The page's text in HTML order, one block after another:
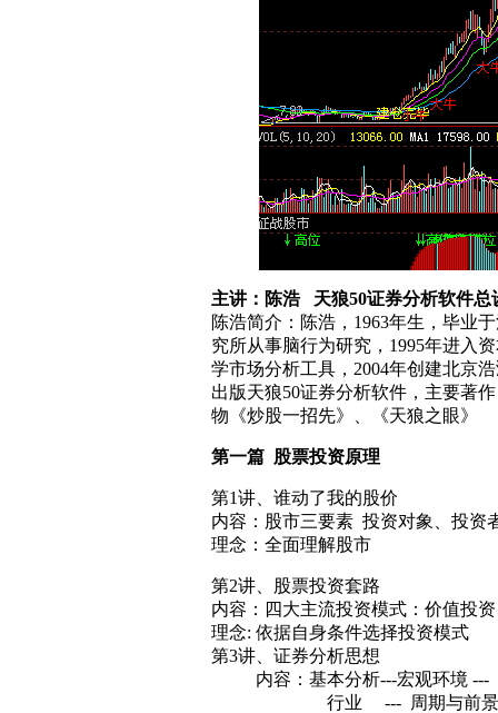
主讲：陈浩 天狼50证券分析软件总
陈浩简介：陈浩，1963年生，毕业
究所从事脑行为研究，1995年进入
学市场分析工具，2004年创建北京
出版天狼50证券分析软件，主要著
物《炒股一招先》、《天狼之眼》
第一篇 股票投资原理
第1讲、谁动了我的股价
内容：股市三要素 投资对象、投资
理念：全面理解股市
第2讲、股票投资套路
内容：四大主流投资模式：价值投
理念: 依据自身条件选择投资模式
第3讲、证券分析思想
内容：基本分析---宏观环境 ---
行业 --- 周期与前景